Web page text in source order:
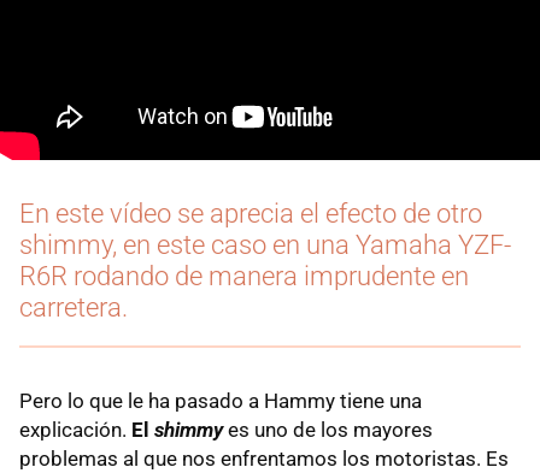
En este vídeo se aprecia el efecto de otro
shimmy, en este caso en una Yamaha YZF-
R6R rodando de manera imprudente en
carretera.
Pero lo que le ha pasado a Hammy tiene una
explicación. El shimmyes uno de los mayores
problemas al que nos enfrentamos los motoristas. Es